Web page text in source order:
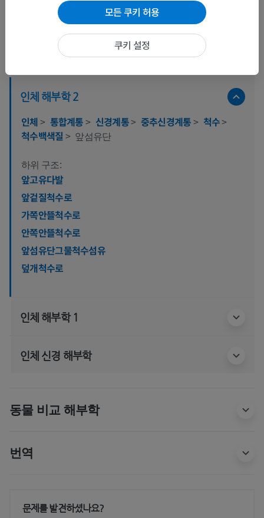
해부학적 계층
인체 해부학 2
인체> 통합계통> 신경계통> 중추신경계통> 척수>
척수백색질 > 앞섬유단
하위 구조:
앞고유다발
앞겉질척수로
가쪽안뜰척수로
안쪽안뜰척수로
앞섬유단그물척수섬유
덮개척수로
인체 해부학 1
인체 신경 해부학
동물 비교 해부학
번역
문제를 발견하셨나요?
모든 쿠키 허용
쿠키 설정